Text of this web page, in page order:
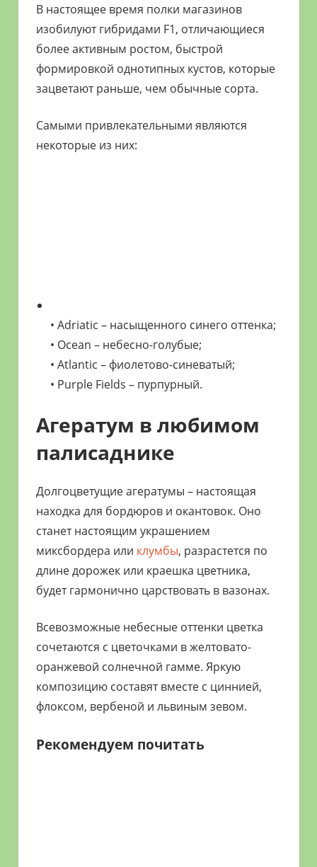
В настоящее время полки магазинов
изобилуют гибридами F1, отличающиеся
более активным ростом, быстрой
формировкой однотипных кустов, которые
зацветают раньше, чем обычные сорта.
Самыми привлекательными являются
некоторые из них:
• Adriatic – насыщенного синего оттенка;
• Ocean – небесно-голубые;
• Atlantic – фиолетово-синеватый;
• Purple Fields – пурпурный.
Агератум в любимом
палисаднике
Долгоцветущие агератумы – настоящая
находка для бордюров и окантовок. Оно
станет настоящим украшением
миксбордера или клумбы, разрастется по
длине дорожек или краешка цветника,
будет гармонично царствовать в вазонах.
Всевозможные небесные оттенки цветка
сочетаются с цветочками в желтовато-
оранжевой солнечной гамме. Яркую
композицию составят вместе с циннией,
флоксом, вербеной и львиным зевом.
Рекомендуем почитать